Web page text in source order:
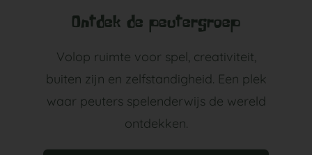
Ontdek de peutergroep
Volop ruimte voor spel, creativiteit,
buiten zijn en zelfstandigheid. Een plek
waar peuters spelenderwijs de wereld
ontdekken.